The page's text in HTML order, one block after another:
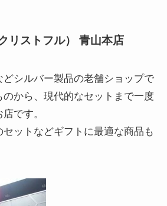
リストフル） 青山本店
シルバー製品の老舗ショップで
から、現代的なセットまで一度
です。
ットなどギフトに最適な商品も